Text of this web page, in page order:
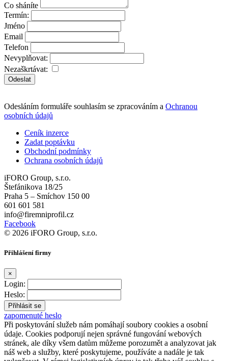
Co sháníte
Termín:
Jméno
Email
Telefon
Nevyplňovat:
Nezaškrtávat:
Odeslat
Odesláním formuláře souhlasím se zpracováním a Ochranou
osobních údajů
Ceník inzerce
Zadat poptávku
Obchodní podmínky
Ochrana osobních údajů
iFORO Group, s.r.o.
Štefánikova 18/25
Praha 5 – Smíchov 150 00
601 601 581
info@firemniprofil.cz
Facebook
© 2026 iFORO Group, s.r.o.
Přihlášení firmy
×
Login:
Heslo:
zapomenuté heslo
Při poskytování služeb nám pomáhají soubory cookies a osobní
údaje. Cookies podporují nejen správné fungování webových
stránek, ale díky všem datům můžeme porozumět a analyzovat jak
náš web a služby, které poskytujeme, používáte a nadále je tak